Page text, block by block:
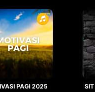
PAGI 2025